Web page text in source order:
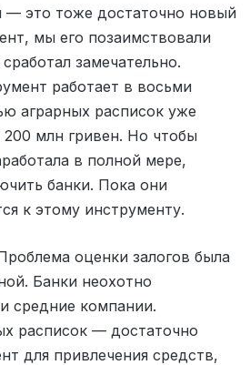
— это тоже достаточно новый
мы его позаимствовали
замечательно.
работает в восьми
аграрных расписок уже
млн гривен. Но чтобы
в полной мере,
банки. Пока они
к этому инструменту.
оценки залогов была
Банки неохотно
средние компании.
расписок — достаточно
для привлечения средств,